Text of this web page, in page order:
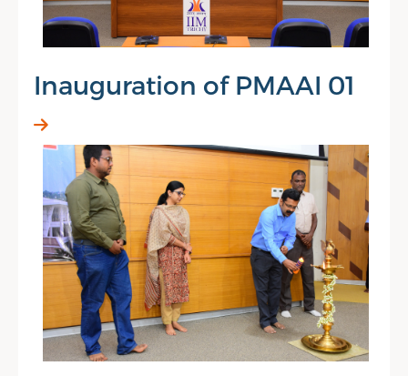
Inauguration of PMAAI 01